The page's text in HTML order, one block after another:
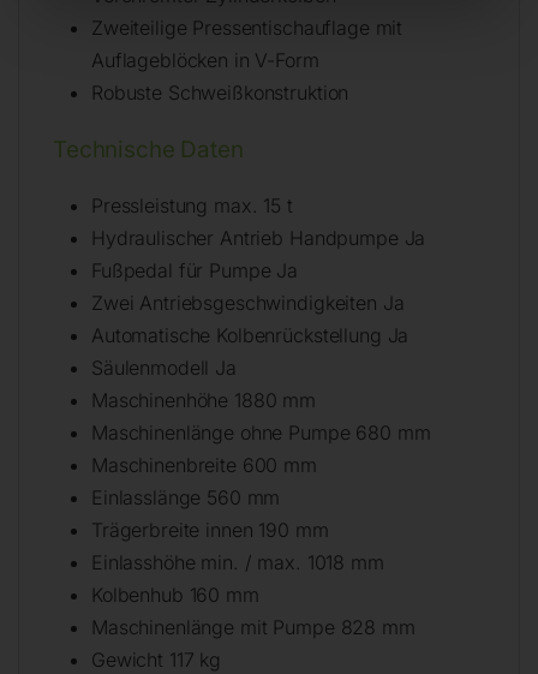
Zweiteilige Pressentischauflage mit
Auflageblöcken in V-Form
Robuste Schweißkonstruktion
Technische Daten
Pressleistung max. 15 t
Hydraulischer Antrieb Handpumpe Ja
Fußpedal für Pumpe Ja
Zwei Antriebsgeschwindigkeiten Ja
Automatische Kolbenrückstellung Ja
Säulenmodell Ja
Maschinenhöhe 1880 mm
Maschinenlänge ohne Pumpe 680 mm
Maschinenbreite 600 mm
Einlasslänge 560 mm
Trägerbreite innen 190 mm
Einlasshöhe min. / max. 1018 mm
Kolbenhub 160 mm
Maschinenlänge mit Pumpe 828 mm
Gewicht 117 kg